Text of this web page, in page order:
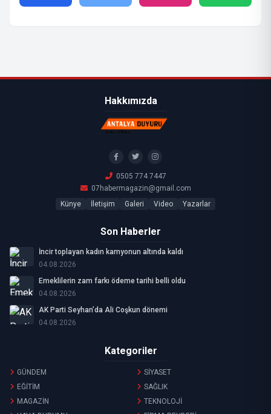
Hakkımızda
0505 774 7447
07habermagazin@gmail.com
Künye
İletişim Galeri Video Yazarlar
Son Haberler
İncir toplayan kadın kamyonun altında kaldı
04.08.2026
Emeklilerin zam farkı ödeme tarihi belli oldu
04.08.2026
AK Parti Seyhan’da Ali Coşkun dönemi
04.08.2026
Kategoriler
GÜNDEM
SİYASET
EĞİTİM
SAĞLIK
MAGAZİN
TEKNOLOJİ